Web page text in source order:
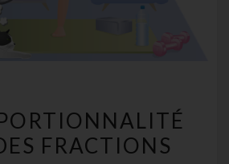
PROPORTIONNALITÉ
AVEC
FRACTIONS